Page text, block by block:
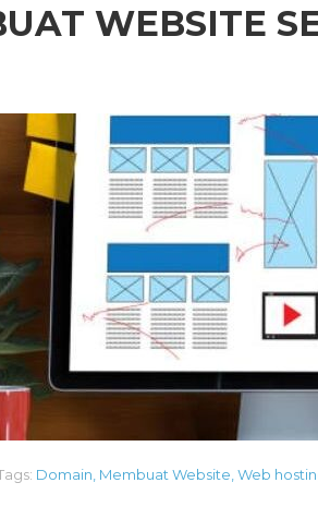
WEBSITE
Domain, Membuat Website,Web